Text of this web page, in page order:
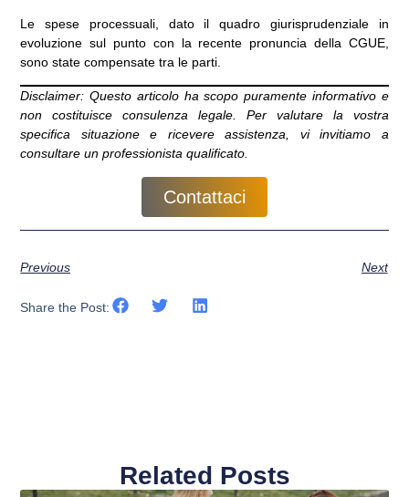
Le spese processuali, dato il quadro giurisprudenziale in
evoluzione sul punto con la recente pronuncia della CGUE,
sono state compensate tra le parti.
Disclaimer: Questo articolo ha scopo puramente informativo e
non costituisce consulenza legale. Per valutare la vostra
specifica situazione e ricevere assistenza, vi invitiamo a
consultare un professionista qualificato.
Contattaci
Previous Next
Share the Post:
Related Posts